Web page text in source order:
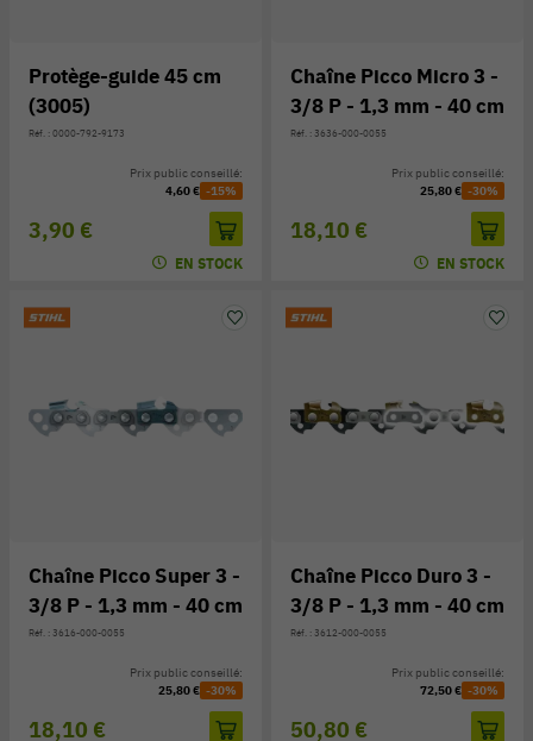
Protège-guide 45 cm
(3005)
Réf. : 0000-792-9173
3,90 €
Prix public conseillé:
4,60 € -15%
EN STOCK
Chaîne Picco Micro 3 -
3/8 P - 1,3 mm - 40 cm
Réf. : 3636-000-0055
18,10 €
Prix public conseillé:
25,80 € -30%
EN STOCK
Chaîne Picco Super 3 -
3/8 P - 1,3 mm - 40 cm
Réf. : 3616-000-0055
18,10 €
Prix public conseillé:
25,80 € -30%
Chaîne Picco Duro 3 -
3/8 P - 1,3 mm - 40 cm
Réf. : 3612-000-0055
50,80 €
Prix public conseillé:
72,50 € -30%